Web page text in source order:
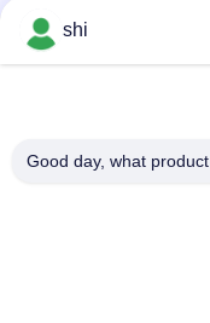
shi
Good day, what